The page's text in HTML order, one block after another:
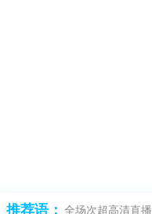
推荐语： 全场次超高清直播